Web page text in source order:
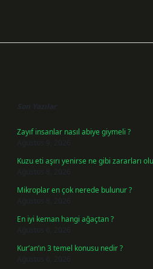
Son Yazılar
Zayıf insanlar nasıl abiye giymeli ?
Ağustos 9, 2026
Kuzu eti aşırı yenirse ne gibi zararları
Ağustos 8, 2026
Mikroplar en çok nerede bulunur ?
Ağustos 8, 2026
En iyi keman hangi ağaçtan ?
Ağustos 6, 2026
Kur’an’ın 3 temel konusu nedir ?
Ağustos 6, 2026